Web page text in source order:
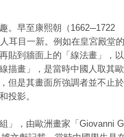
早至康熙朝（1662─1722
耳目一新。例如在皇宮殿堂的
貼到牆面上的「線法畫」，以
描畫」，是當時中國人取其歐
但是其畫面所強調者並不止於
投影。
，由歐洲畫家「Giovanni